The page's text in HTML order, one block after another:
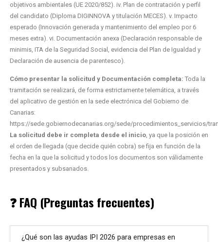
objetivos ambientales (UE 2020/852). iv. Plan de contratación y perfil
del candidato (Diploma DIGINNOVA y titulación MECES). v. Impacto
esperado (Innovación generada y mantenimiento del empleo por 6
meses extra). vi. Documentación anexa (Declaración responsable de
minimis, ITA de la Seguridad Social, evidencia del Plan de Igualdad y
Declaración de ausencia de parentesco).
Cómo presentar la solicitud y Documentación completa: Toda la
tramitación se realizará, de forma estrictamente telemática, a través
del aplicativo de gestión en la sede electrónica del Gobierno de
Canarias:
https://sede.gobiernodecanarias.org/sede/procedimientos_servicios/
La solicitud debe ir completa desde el inicio , ya que la posición en
el orden de llegada (que decide quién cobra) se fija en función de la
fecha en la que la solicitud y todos los documentos son válidamente
presentados y subsanados.
❓ FAQ (Preguntas frecuentes)
¿Qué son las ayudas IPI 2026 para empresas en